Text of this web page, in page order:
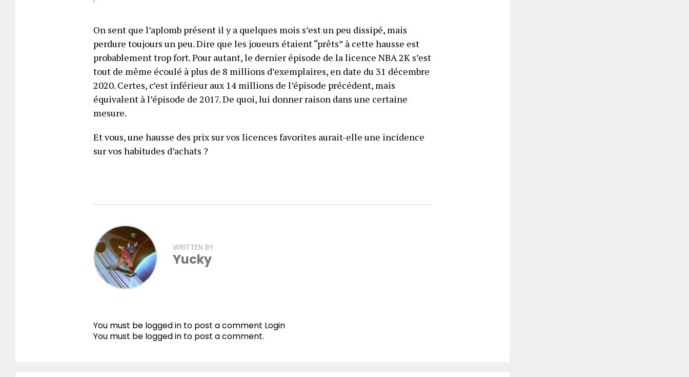
On sent que l’aplomb présent il y a quelques mois s’est un peu dissipé, mais
perdure toujours un peu. Dire que les joueurs étaient “prêts” à cette hausse est
probablement trop fort. Pour autant, le dernier épisode de la licence NBA 2K s’est
tout de même écoulé à plus de 8 millions d’exemplaires, en date du 31 décembre
2020. Certes, c’est inférieur aux 14 millions de l’épisode précédent, mais
équivalent à l’épisode de 2017. De quoi, lui donner raison dans une certaine
mesure.
Et vous, une hausse des prix sur vos licences favorites aurait-elle une incidence
sur vos habitudes d’achats ?
WRITTEN BY
Yucky
You must be logged in to post a comment Login
You must be logged in to post a comment.